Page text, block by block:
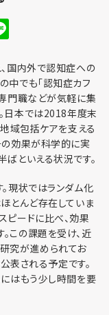
国内外で認知症への
中でも「認知症カフ
門職などが気軽に集
日本では2018年度末
域包括ケアを支える
の効果が科学的に実
といえる状況です。
現状ではランダム化
とんど存在していま
ピードに比べ、効果
この課題を受け、近
究が進められてお
表される予定です。
にはもう少し時間を要